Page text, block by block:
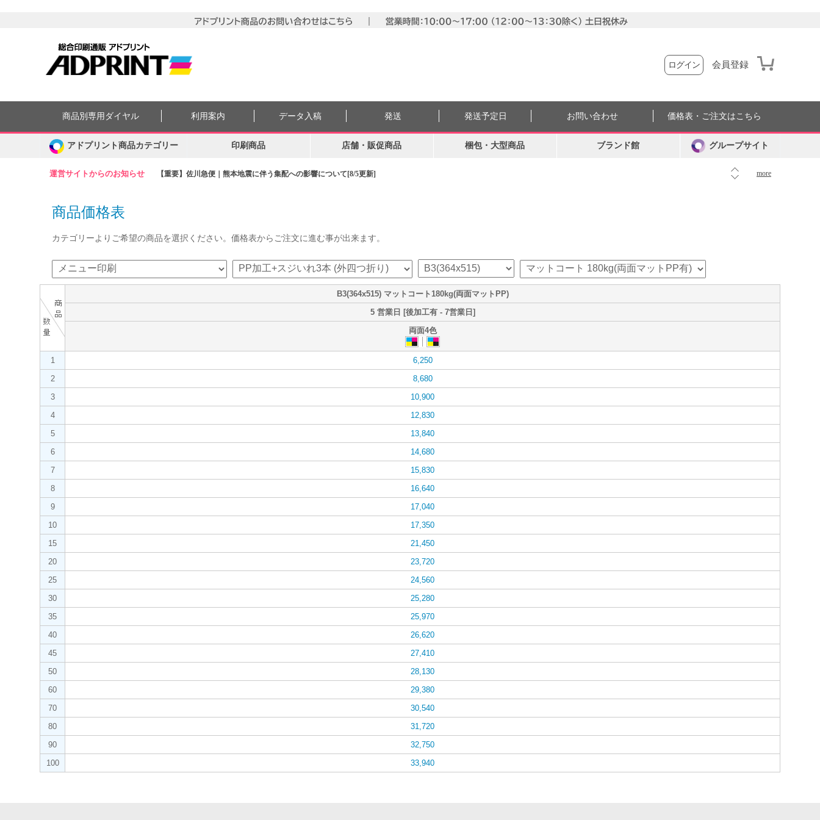
ログイン 会員登録
運営サイトからのお知らせ 【重要】佐川急便｜熊本地震に伴う集配への影響について[8/5更新] more
商品別専用ダイヤル 利用案内 データ入稿 発送 発送予定日 お問い合わせ 価格表・ご注文はこちら
アドプリント商品カテゴリー 印刷商品 店舗・販促商品 梱包・大型商品 ブランド館 グループサイト
商品価格表
カテゴリーよりご希望の商品を選択ください。価格表からご注文に進む事が出来ます。
B3(364x515) マットコート180kg(両面マットPP)
5 営業日 [後加工有 - 7営業日]
両面4色
1
6,250
2
8,680
3
10,900
4
12,830
5
13,840
6
14,680
7
15,830
8
16,640
9
17,040
10
17,350
15
21,450
20
23,720
25
24,560
30
25,280
35
25,970
40
26,620
45
27,410
50
28,130
60
29,380
70
30,540
80
31,720
90
32,750
100
33,940